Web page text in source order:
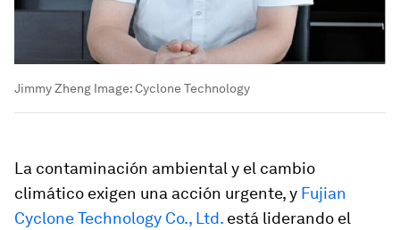
Jimmy Zheng Image:Cyclone Technology
La contaminación ambiental y el cambio
climático exigen una acción urgente, y Fujian
Cyclone Technology Co., Ltd. está liderando el